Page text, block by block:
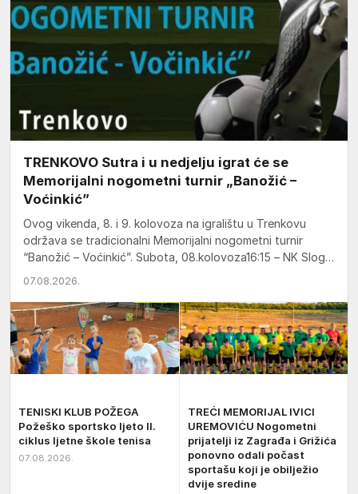
TRENKOVO Sutra i u nedjelju igrat će se
Memorijalni nogometni turnir „Banožić –
Voćinkić”
Ovog vikenda, 8. i 9. kolovoza na igralištu u Trenkovu
održava se tradicionalni Memorijalni nogometni turnir
“Banožić – Voćinkić”. Subota, 08.kolovoza16:15 – NK Sloga
Trenkovo…
07.08.2026.
TENISKI KLUB POŽEGA
Požeško sportsko ljeto II.
ciklus ljetne škole tenisa
07.08.2026.
TREĆI MEMORIJAL IVICI
UREMOVIĆU Nogometni
prijatelji iz Zagrađa i Grižića
ponovno odali počast
sportašu koji je obilježio
dvije sredine